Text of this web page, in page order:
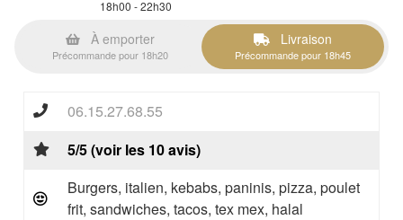
18h00 - 22h30
À emporter
Précommande pour 18h20
Livraison
Précommande pour 18h45
06.15.27.68.55
5/5 (voir les 10 avis)
Burgers, italien, kebabs, paninis, pizza, poulet
frit, sandwiches, tacos, tex mex, halal